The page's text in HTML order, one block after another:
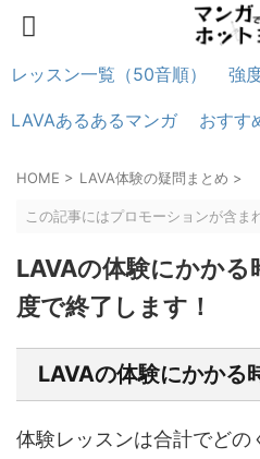
レッスン一覧（50音順） 強
LAVAあるあるマンガ おすす
HOME > LAVA体験の疑問まとめ >
この記事にはプロモーションが含ま
LAVAの体験にかかる
度で終了します！
LAVAの体験にかかる
体験レッスンは合計でど